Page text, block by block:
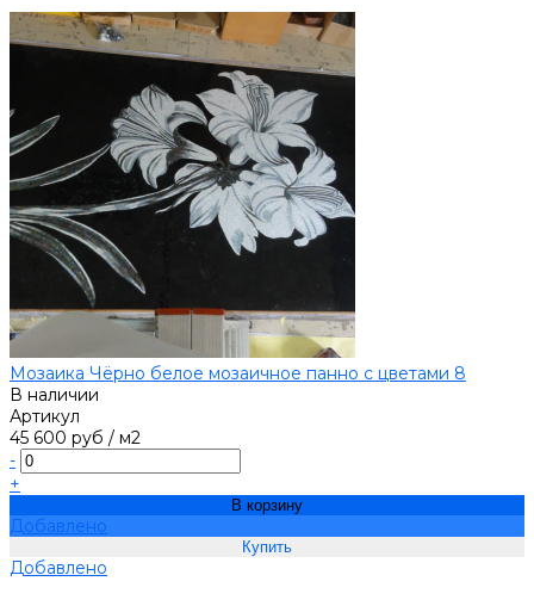
Мозаика Чёрно белое мозаичное панно с цветами 8
В наличии
Артикул
45 600 руб / м2
-
+
В корзину
Добавлено
Добавлено